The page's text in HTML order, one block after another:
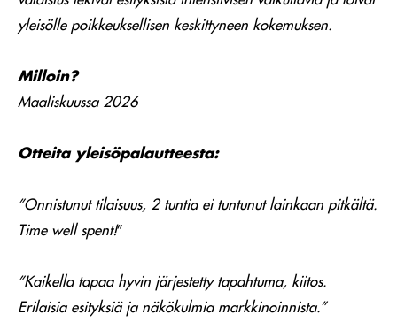
yleisölle poikkeuksellisen keskittyneen kokemuksen.
Milloin?
Maaliskuussa 2026
Otteita yleisöpalautteesta:
”Onnistunut tilaisuus, 2 tuntia ei tuntunut lainkaan pitkältä.
Time well spent!”
”Kaikella tapaa hyvin järjestetty tapahtuma, kiitos.
Erilaisia esityksiä ja näkökulmia markkinoinnista.”